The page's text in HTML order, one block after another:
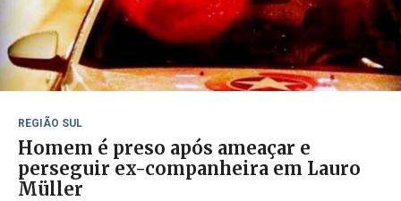
REGIÃO SUL
Homem é preso após ameaçar e
perseguir ex-companheira em Lauro
Müller